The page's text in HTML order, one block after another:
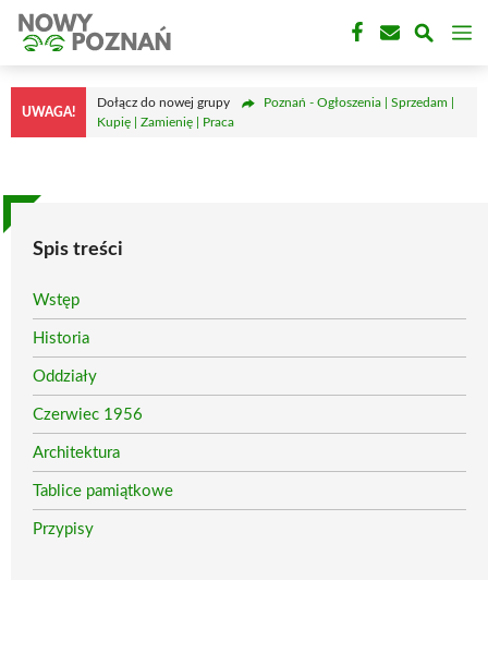
Przejdź
treści
UWAGA!
Dołącz do nowej grupy
Poznań - Ogłoszenia | Sprzedam |
Kupię | Zamienię | Praca
Spis treści
Wstęp
Historia
Oddziały
Czerwiec 1956
Architektura
Tablice pamiątkowe
Przypisy